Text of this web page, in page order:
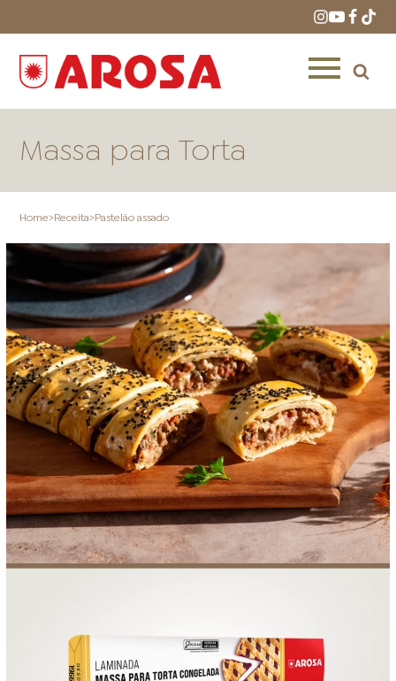
ONDE COMPRAR LOJAS AROSA
DISTRIBUIDORES E
REPRESENTANTES
FOOD SERVICE EMPRESA AGENDA DE CURSOS
INVERNO SAC ACESSO PARA PARCEIROS
Massa para Torta
Home>Receita>Pastelão assado